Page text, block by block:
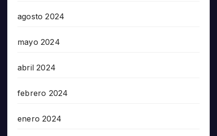
agosto 2024
mayo 2024
abril 2024
febrero 2024
enero 2024